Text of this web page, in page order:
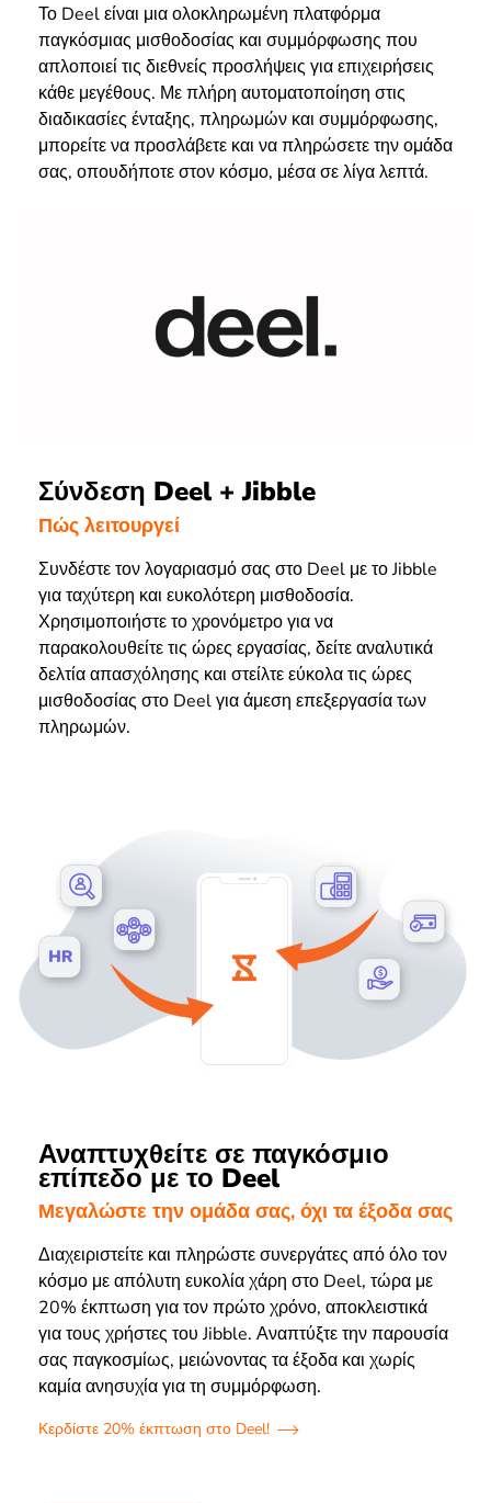
Το Deel είναι μια ολοκληρωμένη πλατφόρμα
παγκόσμιας μισθοδοσίας και συμμόρφωσης που
απλοποιεί τις διεθνείς προσλήψεις για επιχειρήσεις
κάθε μεγέθους. Με πλήρη αυτοματοποίηση στις
διαδικασίες ένταξης, πληρωμών και συμμόρφωσης,
μπορείτε να προσλάβετε και να πληρώσετε την ομάδα
σας, οπουδήποτε στον κόσμο, μέσα σε λίγα λεπτά.
Σύνδεση Deel + Jibble
Πώς λειτουργεί
Συνδέστε τον λογαριασμό σας στο Deel με το Jibble
για ταχύτερη και ευκολότερη μισθοδοσία.
Χρησιμοποιήστε το χρονόμετρο για να
παρακολουθείτε τις ώρες εργασίας, δείτε αναλυτικά
δελτία απασχόλησης και στείλτε εύκολα τις ώρες
μισθοδοσίας στο Deel για άμεση επεξεργασία των
πληρωμών.
Αναπτυχθείτε σε παγκόσμιο
επίπεδο με το Deel
Μεγαλώστε την ομάδα σας, όχι τα έξοδα σας
Διαχειριστείτε και πληρώστε συνεργάτες από όλο τον
κόσμο με απόλυτη ευκολία χάρη στο Deel, τώρα με
20% έκπτωση για τον πρώτο χρόνο, αποκλειστικά
για τους χρήστες του Jibble. Αναπτύξτε την παρουσία
σας παγκοσμίως, μειώνοντας τα έξοδα και χωρίς
καμία ανησυχία για τη συμμόρφωση.
Κερδίστε 20% έκπτωση στο Deel!